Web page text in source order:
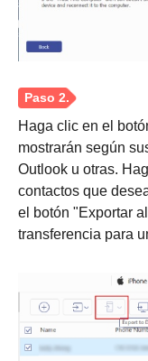
Paso 1.
Haga clic en el
mostrarán según
Outlook u otras.
contactos que
el botón "Exportar
transferencia para